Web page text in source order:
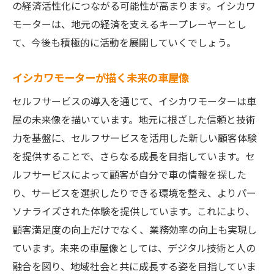
顧客価値を最大化する新しいビジネス戦略
セルフサービスが生む新たな収益源
セルフサービスと共に歩む持続可能な経営
イノベーションを促進するセルフサービス
の役割
イシカワモーターが目指すセルフサービスの未
来像
顧客中心の未来を創るセルフサービスビジ
ョン
地域社会に貢献する新しいサービスモデル
イシカワモーターの未来を担うセルフサー
ビスの展望
の経済活性化につながる可能性が高まります。イシカワ
モーターは、地元の経済を支えるキープレーヤーとし
て、今後も積極的に活動を展開していくでしょう。
イシカワモーターが描く未来の車屋像
セルフサービスの導入を通じて、イシカワモーターは車
屋の未来像を描いています。地元に根ざした信頼と技術
力を基盤に、セルフサービスを活用した新しい顧客体験
を提供することで、さらなる成長を目指しています。セ
ルフサービスによって顧客が自分で車の情報を探した
り、サービスを選択したりできる環境を整え、よりパー
ソナライズされた体験を提供しています。これにより、
顧客満足度の向上だけでなく、業務効率の向上も実現し
ています。未来の車屋像としては、デジタル技術と人の
融合を図り、地域社会と共に成長する姿を目指していま